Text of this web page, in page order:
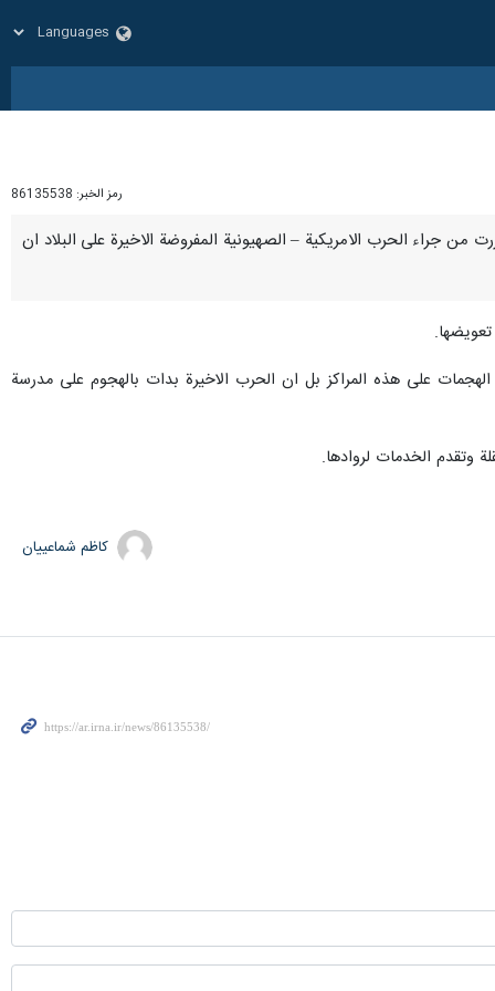
رمز الخبر: 86135538
– قالت الامينة العامة لمؤسسة المكتبات العامة للبلاد ازاده نظر بلند ان 64 مكتبة تضررت من جراء الحرب الامريكية – الصهيونية المفروضة الاخيرة على البلاد ان
الهجمات على هذه المراكز بل ان الحرب الاخيرة بدات بالهجوم على مدرسة
کاظم شماعییان